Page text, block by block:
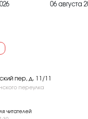
06 августа
пер, д. 11/11
переулка
читателей